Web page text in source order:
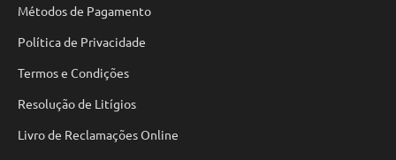
Métodos de Pagamento
Política de Privacidade
Termos e Condições
Resolução de Litígios
Livro de Reclamações Online